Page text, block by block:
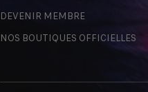
DEVENIR MEMBRE
NOS BOUTIQUES OFFICIELLES